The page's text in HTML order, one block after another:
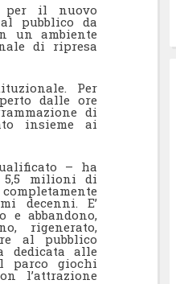
per il nuovo
pubblico da
un ambiente
di ripresa
Per
dalle ore
di
insieme ai
– ha
5,5 milioni di
decenni. E’
e abbandono,
rigenerato,
al pubblico
dedicata alle
parco giochi
l’attrazione